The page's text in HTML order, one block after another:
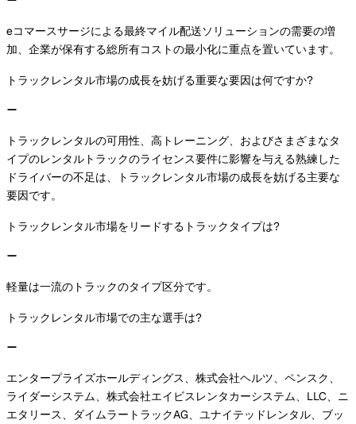
eコマースサージによる最終マイル配送ソリューションの需要の増
加、企業が保有する総所有コストの最小化に重点を置いています。
トラックレンタル市場の成長を妨げる重要な要因は何ですか?
トラックレンタルの可用性、高トレーニング、およびさまざまなタ
イプのレンタルトラックのライセンス要件に影響を与える熟練した
ドライバーの不足は、トラックレンタル市場の成長を妨げる主要な
要因です。
トラックレンタル市場をリードするトラックタイプは?
軽量は一流のトラックのタイプ区分です。
トラックレンタル市場での主な選手は?
エンタープライズホールディングス、株式会社ヘルツ、ペンスク、
ライダーシステム、株式会社エイビスレンタカーシステム、LLC、ニ
エタリース、ダイムラートラックAG、ユナイテッドレンタル、ブッ